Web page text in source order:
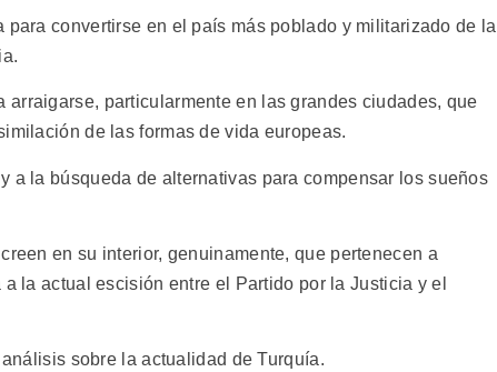
convertirse en el país más poblado y militarizado de la
arraigarse, particularmente en las grandes ciudades, que
de las formas de vida europeas.
a la búsqueda de alternativas para compensar los sueños
en su interior, genuinamente, que pertenecen a
la actual escisión entre el Partido por la Justicia y el
sobre la actualidad de Turquía.